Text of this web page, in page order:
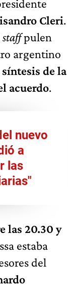
Cleri.
staffpulen
argentino
síntesis de la
acuerdo.
nuevo
a
las
las 20.30 y
estaba
del